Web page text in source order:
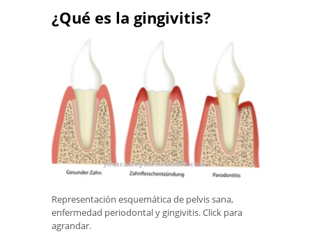
¿Qué es la gingivitis?
Representación esquemática de pelvis sana,
enfermedad periodontal y gingivitis. Click para
agrandar.